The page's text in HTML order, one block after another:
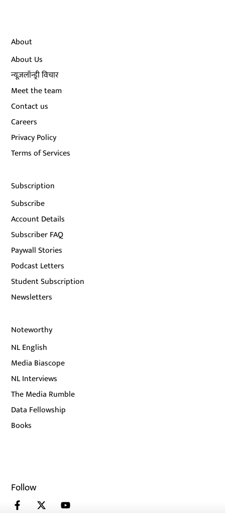
About
About Us
न्यूज़लॉन्ड्री विचार
Meet the team
Contact us
Careers
Privacy Policy
Terms of Services
Subscription
Subscribe
Account Details
Subscriber FAQ
Paywall Stories
Podcast Letters
Student Subscription
Newsletters
Noteworthy
NL English
Media Biascope
NL Interviews
The Media Rumble
Data Fellowship
Books
Follow